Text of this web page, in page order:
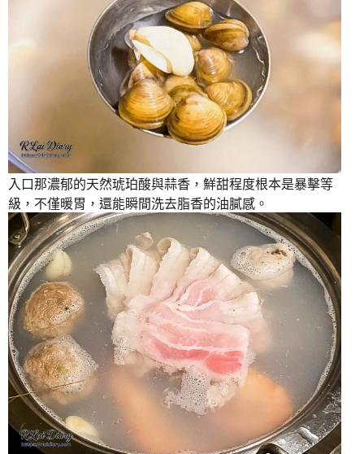
入口那濃郁的天然琥珀酸與蒜香，鮮甜程度根本是暴擊等
級，不僅暖胃，還能瞬間洗去脂香的油膩感。